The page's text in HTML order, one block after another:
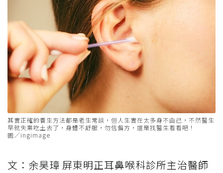
其實正確的養生方法都是老生常談，但人生實在太多身不由己，不然醫生
早就失業吃土去了，身體不舒服，勿信偏方，還是找醫生看看吧！
圖／ingimage
文：余昊璋 屏東明正耳鼻喉科診所主治醫師